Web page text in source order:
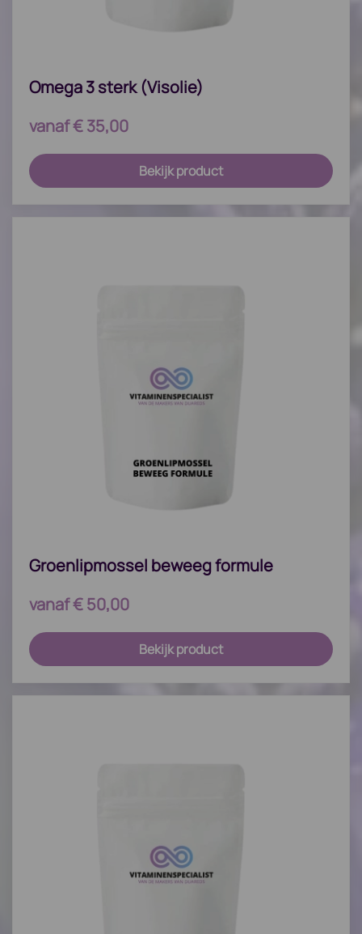
Omega 3 sterk (Visolie)
vanaf€35,00
Bekijk product
Groenlipmossel beweeg formule
vanaf€50,00
Bekijk product